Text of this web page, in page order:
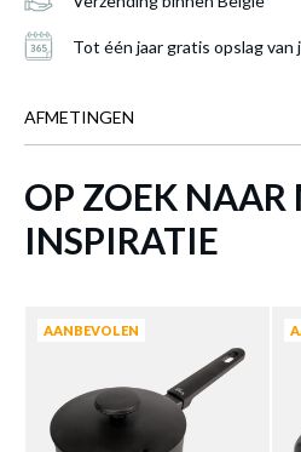
Tot één jaar gratis opslag van
AFMETINGEN
Meer afmetingen
OP ZOEK NAAR
INSPIRATIE
AANBEVOLEN
toegevoegd aan je
BRAADPAN FULL
ZWART